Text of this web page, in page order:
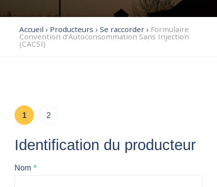
Accueil › Producteurs › Se raccorder › Formulaire
Convention d’Autoconsommation Sans Injection
(CACSI)
1 2
Identification du producteur
Nom *